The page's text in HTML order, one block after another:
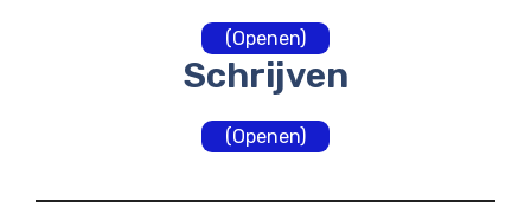
(Openen)
Schrijven
(Openen)